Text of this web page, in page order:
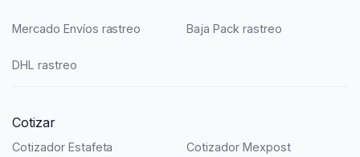
Mercado Envíos rastreo Baja Pack rastreo
DHL rastreo
Cotizar
Cotizador Estafeta Cotizador Mexpost